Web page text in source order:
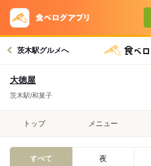
茨木駅グルメへ
大徳屋
茨木駅/和菓子
トップ メニュー
すべて 夜